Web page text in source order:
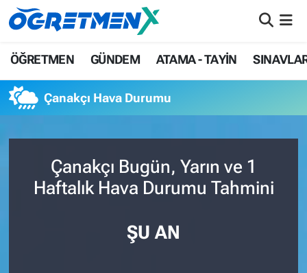
ÖĞRETMEN GÜNDEM ATAMA - TAYİN
Çanakçı Hava Durumu
Çanakçı Bugün, Yarın ve 1
Haftalık Hava Durumu Tahmini
ŞU AN
ÖĞRETMEN
SINAVLAR
HAYATIN İÇİNDEN
UZMAN ÖĞRETMENLİK
İstanbul Nöbetçi Eczaneler
İstanbul Trafik Yoğunluk Haritası
Süper Lig Puan Durumu ve Fikstür